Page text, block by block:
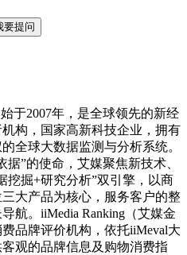
要提问
于2007年，是全球领先的新经
构，国家高新科技企业，拥有
全球大数据监测与分析系统。
”的使命，艾媒聚焦新技术、
挖掘+研究分析”双引擎，以商
大产品为核心，服务客户的整
航。iiMedia Ranking（艾媒金
品牌评价机构，依托iiMeval大
观的品牌信息及购物消费指